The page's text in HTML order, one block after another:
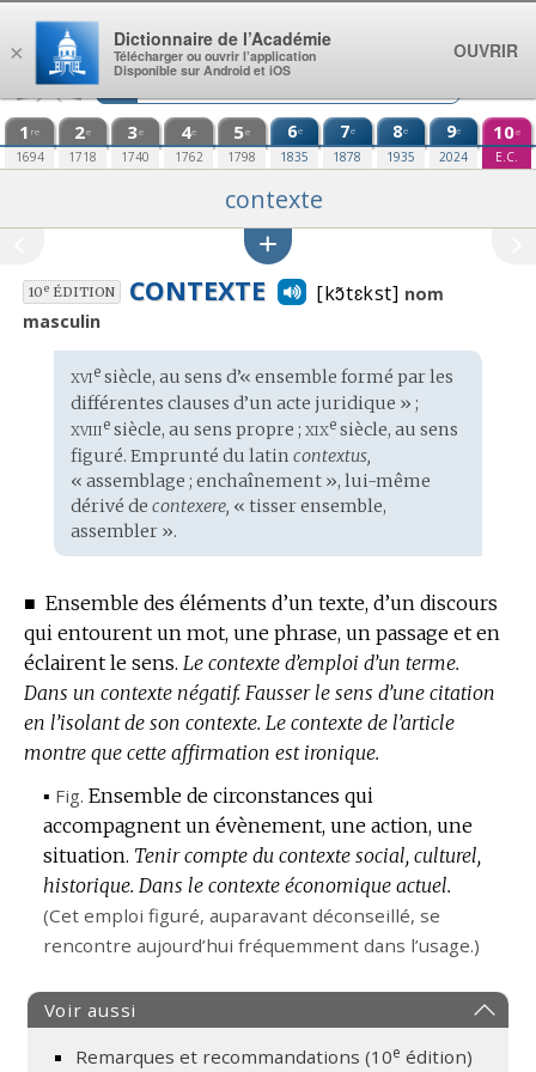
Aller au contenu
1 re
1694
2e
1718
3e
1740
4e
1762
5e
1798
6e
1835
7e
1878
8e
1935
9e
2024
10e
E.C.
contexte
10eÉDITION CONTEXTE [kɔ̃tɛkst] nom
masculin
Étymologie
:
xviesiècle, au sens d’« ensemble formé par les
différentes clauses d’un acte juridique » ;
xviiiesiècle, au sens propre ; xixesiècle, au sens
figuré. Emprunté du latin contextus,
« assemblage ; enchaînement », lui-même
dérivé de contexere, « tisser ensemble,
assembler ».
■ Ensemble des éléments d’un texte, d’un discours
qui entourent un mot, une phrase, un passage et en
éclairent le sens. Le contexte d’emploi d’un terme.
Dans un contexte négatif. Fausser le sens d’une citation
en l’isolant de son contexte. Le contexte de l’article
montre que cette affirmation est ironique.
▪ Fig. Ensemble de circonstances qui
accompagnent un évènement, une action, une
situation. Tenir compte du contexte social, culturel,
historique. Dans le contexte économique actuel.
(Cet emploi figuré, auparavant déconseillé, se
rencontre aujourd’hui fréquemment dans l’usage.)
Voir aussi
Remarques et recommandations (10e édition)
×
Dictionnaire de l’Académie
Télécharger ou ouvrir l’application
Disponible sur Android et iOS
OUVRIR